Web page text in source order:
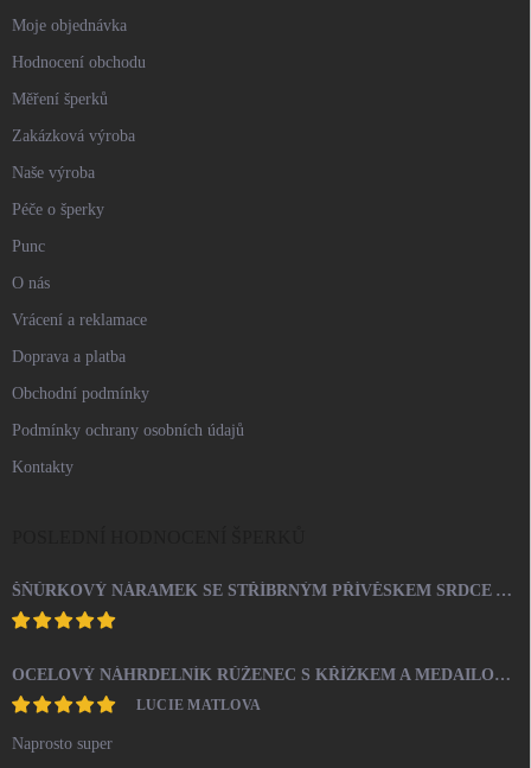
Moje objednávka
Hodnocení obchodu
Měření šperků
Zakázková výroba
Naše výroba
Péče o šperky
Punc
O nás
Vrácení a reklamace
Doprava a platba
Obchodní podmínky
Podmínky ochrany osobních údajů
Kontakty
ŠŇŮRKOVÝ NÁRAMEK SE STŘÍBRNÝM PŘÍVĚSKEM SRDCE A KRYSTALY SWAROVSKI CRYSTAL (STŘÍBRO 925/1000)
OCELOVÝ NÁHRDELNÍK RŮŽENEC S KŘÍŽKEM A MEDAILONEM
LUCIE MATLOVA
Naprosto super